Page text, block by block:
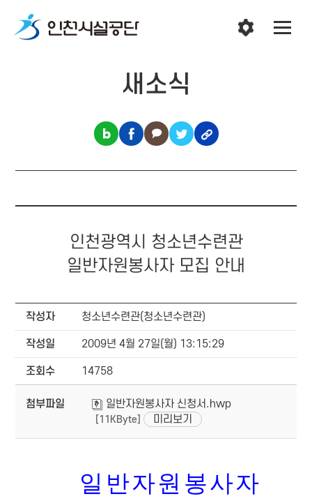
새소식
인천광역시 청소년수련관
일반자원봉사자 모집 안내
작성자 청소년수련관(청소년수련관)
작성일 2009년 4월 27일(월) 13:15:29
조회수 14758
첨부파일 일반자원봉사자 신청서.hwp
[11KByte] 미리보기
일반자원봉사자